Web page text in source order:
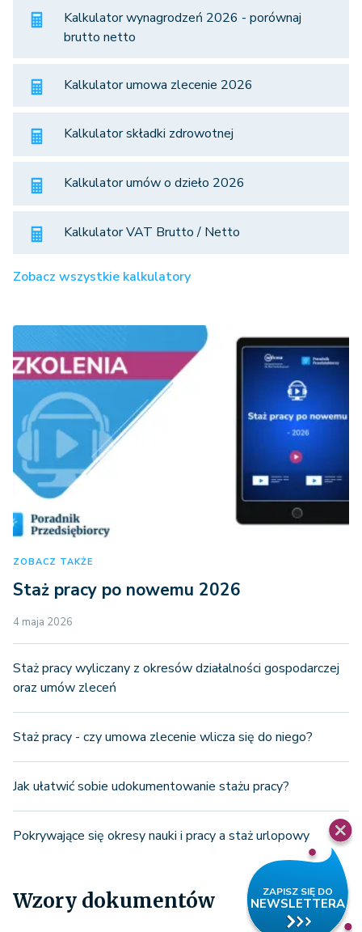
Kalkulator wynagrodzeń 2026 - porównaj
brutto netto
Kalkulator umowa zlecenie 2026
Kalkulator składki zdrowotnej
Kalkulator umów o dzieło 2026
Kalkulator VAT Brutto / Netto
Zobacz wszystkie kalkulatory
ZOBACZ TAKŻE
Staż pracy po nowemu 2026
4 maja 2026
Staż pracy wyliczany z okresów działalności gospodarczej
oraz umów zleceń
Staż pracy - czy umowa zlecenie wlicza się do niego?
Jak ułatwić sobie udokumentowanie stażu pracy?
Pokrywające się okresy nauki i pracy a staż urlopowy
Wzory dokumentów